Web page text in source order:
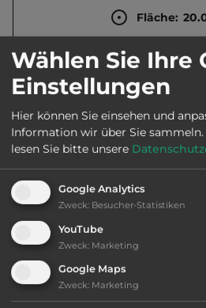
Fläche:
Öffnungszeiten:
Telefon: 0032
Ausstattung:
bis 20,- Euro
Klassifizierung:
Wählen Sie Ihre
Einstellungen
Hier können Sie einsehen und
Information wir über Sie sammeln.
lesen Sie bitte unsere
Google Analytics
Zweck: Besucher-Statistiken
YouTube
Zweck: Marketing
Google Maps
Zweck: Marketing